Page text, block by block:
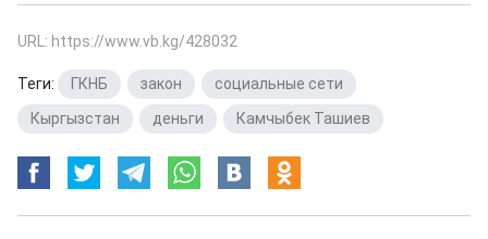
URL: https://www.vb.kg/428032
Теги: ГКНБ закон социальные сети
Кыргызстан
деньги Камчыбек Ташиев